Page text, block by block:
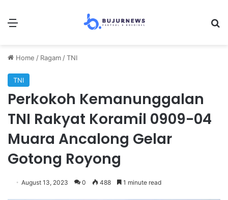
Menu
Home / Ragam /TNI
TNI
Perkokoh Kemanunggalan
TNI Rakyat Koramil 0909-04
Muara Ancalong Gelar
Gotong Royong
August 13, 2023 0 488 1 minute read